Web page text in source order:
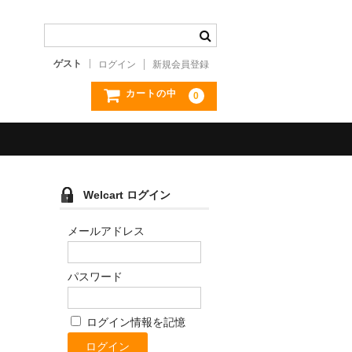
ゲスト ログイン 新規会員登録
カートの中 0
Welcart ログイン
メールアドレス
パスワード
ログイン情報を記憶